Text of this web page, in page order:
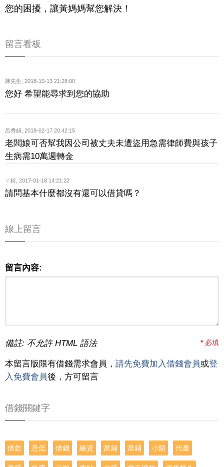
您的困擾，讓黃媽媽幫您解決！
留言看板
陳先生 2018-10-13 21:28:00
您好 希望能尋求到您的協助
呂秀娟 2018-02-17 20:42:15
老闆娘可否幫我因公司被丈夫未遭盜用急需律師費與孩子
生病需10萬週轉金
ㄚ銓 2017-01-18 14:21:22
請問基本什麼都沒有還可以借貸嗎？
線上留言
留言內容:
備註: 不允許 HTML 語法 *必填
本留言版限有借錢需求會員， 請先免費加入借錢會員或登
入免費會員後，方可留言
借錢關鍵字
借款 息低 借錢 融資 當舖 當鋪 小額 代書